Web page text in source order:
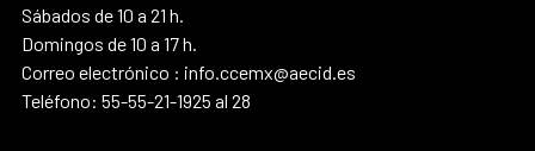
Sábados de 10 a 21 h.
Domingos de 10 a 17 h.
Correo electrónico : info.ccemx@aecid.es
Teléfono: 55-55-21-1925 al 28